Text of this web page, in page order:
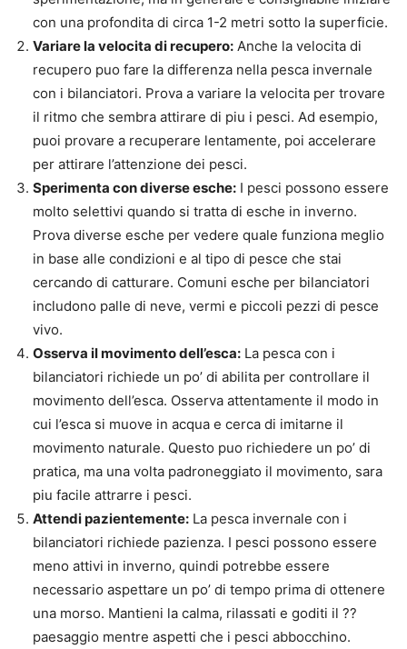
con una profondita di circa 1-2 metri sotto la superficie.
Variare la velocita di recupero: Anche la velocita di
recupero puo fare la differenza nella pesca invernale
con i bilanciatori. Prova a variare la velocita per trovare
il ritmo che sembra attirare di piu i pesci. Ad esempio,
puoi provare a recuperare lentamente, poi accelerare
per attirare l’attenzione dei pesci.
Sperimenta con diverse esche: I pesci possono essere
molto selettivi quando si tratta di esche in inverno.
Prova diverse esche per vedere quale funziona meglio
in base alle condizioni e al tipo di pesce che stai
cercando di catturare. Comuni esche per bilanciatori
includono palle di neve, vermi e piccoli pezzi di pesce
vivo.
Osserva il movimento dell’esca: La pesca con i
bilanciatori richiede un po’ di abilita per controllare il
movimento dell’esca. Osserva attentamente il modo in
cui l’esca si muove in acqua e cerca di imitarne il
movimento naturale. Questo puo richiedere un po’ di
pratica, ma una volta padroneggiato il movimento, sara
piu facile attrarre i pesci.
Attendi pazientemente: La pesca invernale con i
bilanciatori richiede pazienza. I pesci possono essere
meno attivi in inverno, quindi potrebbe essere
necessario aspettare un po’ di tempo prima di ottenere
una morso. Mantieni la calma, rilassati e goditi il ??
paesaggio mentre aspetti che i pesci abbocchino.